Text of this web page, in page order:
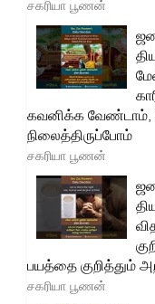
சகரியா பூணன்
கவனிக்க வேண்டாம்,
நிலைத்திருப்போம்
சகரியா பூணன்
பயத்தை குறித்தும்
சகரியா பூணன்